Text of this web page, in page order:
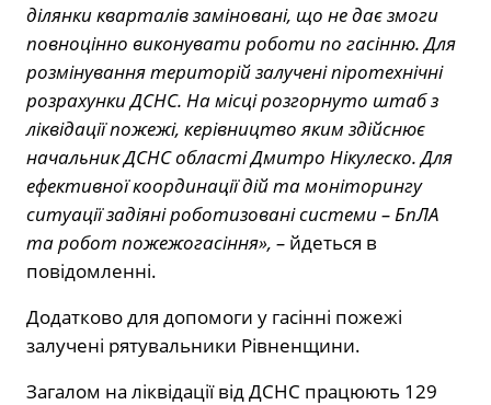
ділянки кварталів заміновані, що не дає змоги
повноцінно виконувати роботи по гасінню. Для
розмінування територій залучені піротехнічні
розрахунки ДСНС. На місці розгорнуто штаб з
ліквідації пожежі, керівництво яким здійснює
начальник ДСНС області Дмитро Нікулеско. Для
ефективної координації дій та моніторингу
ситуації задіяні роботизовані системи – БпЛА
та робот пожежогасіння», – йдеться в
повідомленні.
Додатково для допомоги у гасінні пожежі
залучені рятувальники Рівненщини.
Загалом на ліквідації від ДСНС працюють 129